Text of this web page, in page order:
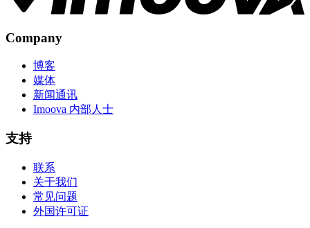
Company
博客
媒体
新闻通讯
Imoova 内部人士
支持
联系
关于我们
常见问题
外国许可证